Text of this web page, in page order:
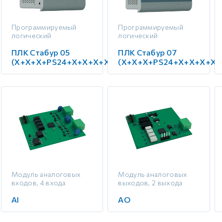
Программируемый
логический
5,0" (до 7 модулей
расширения)
ПЛК Стабур 05
(X+X+X+PS24+X+X+X+X)
Программируемый
логический
7,0" (до 7 модулей
расширения)
ПЛК Стабур 07
(X+X+X+PS24+X+X+X+X)
Модуль аналоговых
входов, 4 входа
AI
Модуль аналоговых
выходов, 2 выхода
AO
с разомкнутым контуром)
контуром)